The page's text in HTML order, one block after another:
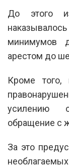
До этого
минимумов
арестом до
Кроме того,
усилению
обращение с
За это